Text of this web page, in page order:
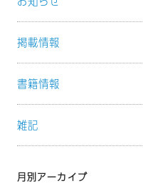
掲載情報
書籍情報
雑記
月別アーカイブ